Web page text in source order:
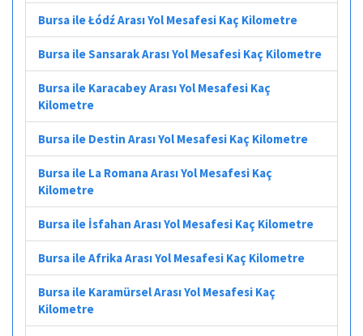
Bursa ile Łódź Arası Yol Mesafesi Kaç Kilometre
Bursa ile Sansarak Arası Yol Mesafesi Kaç Kilometre
Bursa ile Karacabey Arası Yol Mesafesi Kaç
Kilometre
Bursa ile Destin Arası Yol Mesafesi Kaç Kilometre
Bursa ile La Romana Arası Yol Mesafesi Kaç
Kilometre
Bursa ile İsfahan Arası Yol Mesafesi Kaç Kilometre
Bursa ile Afrika Arası Yol Mesafesi Kaç Kilometre
Bursa ile Karamürsel Arası Yol Mesafesi Kaç
Kilometre